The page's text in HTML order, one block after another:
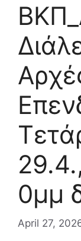
0μμ
April 27,